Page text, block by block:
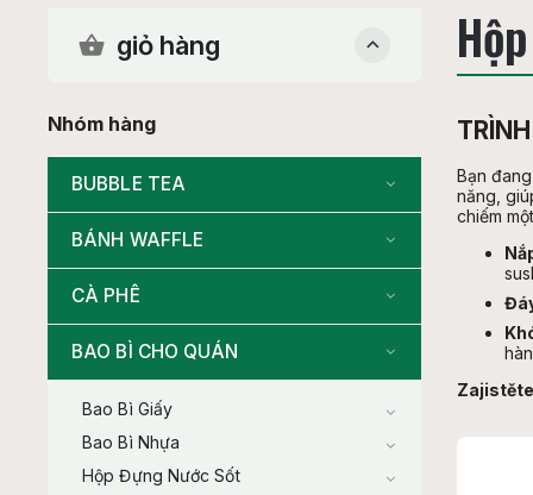
giỏ hàng
Nhóm hàng
BUBBLE TEA
BÁNH WAFFLE
CÀ PHÊ
BAO BÌ CHO QUÁN
Bao Bì Giấy
Bao Bì Nhựa
Hộp Đựng Nước Sốt
Bạn
năng,
chiếm